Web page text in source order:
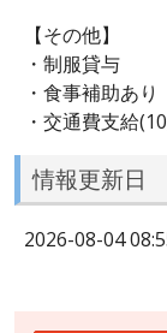
【その他】
・制服貸与
・食事補助あり
・交通費支給
情報更新日
2026-08-04